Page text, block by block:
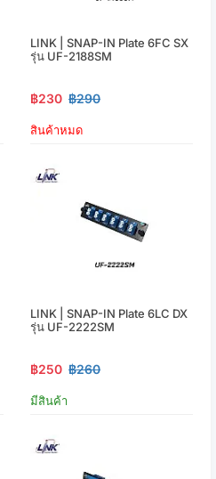
LINK | SNAP-IN Plate 6FC SX
รุ่น UF-2188SM
฿230 ฿290
สินค้าหมด
LINK | SNAP-IN Plate 6LC DX
รุ่น UF-2222SM
฿250 ฿260
มีสินค้า